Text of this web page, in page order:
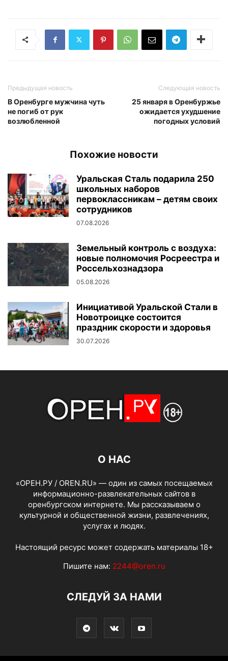
Предыдущая новость
В Оренбурге мужчина чуть
не погиб от рук
возлюбленной
Следующая новость
25 января в Оренбуржье
ожидается ухудшение
погодных условий
Похожие новости
Уральская Сталь подарила 250
школьных наборов
первоклассникам – детям своих
сотрудников
07.08.2026
Земельный контроль с воздуха:
новые полномочия Росреестра и
Россельхознадзора
05.08.2026
Инициативой Уральской Стали в
Новотроицке состоится
праздник скорости и здоровья
30.07.2026
О НАС
«ОРЕН.РУ / OREN.RU» — один из самых посещаемых
информационно-развлекательных сайтов в
оренбургском интернете. Мы рассказываем о
культурной и общественной жизни, развлечениях,
услугах и людях.
Настоящий ресурс может содержать материалы 18+
Пишите нам: 2244@oren.ru
СЛЕДУЙ ЗА НАМИ